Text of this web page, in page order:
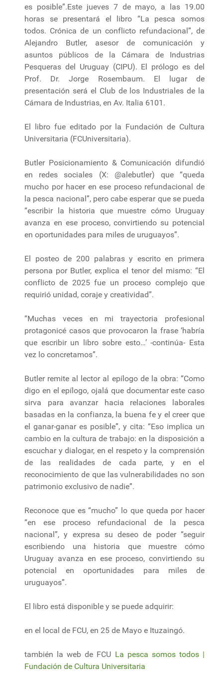
es posible”.Este jueves 7 de mayo, a las 19.00
horas se presentará el libro “La pesca somos
todos. Crónica de un conflicto refundacional”, de
Alejandro Butler, asesor de comunicación y
asuntos públicos de la Cámara de Industrias
Pesqueras del Uruguay (CIPU). El prólogo es del
Prof. Dr. Jorge Rosembaum. El lugar de
presentación será el Club de los Industriales de la
Cámara de Industrias, en Av. Italia 6101.
El libro fue editado por la Fundación de Cultura
Universitaria (FCUniversitaria).
Butler Posicionamiento & Comunicación difundió
en redes sociales (X: @alebutler) que “queda
mucho por hacer en ese proceso refundacional de
la pesca nacional”, pero cabe esperar que se pueda
“escribir la historia que muestre cómo Uruguay
avanza en ese proceso, convirtiendo su potencial
en oportunidades para miles de uruguayos”.
El posteo de 200 palabras y escrito en primera
persona por Butler, explica el tenor del mismo: “El
conflicto de 2025 fue un proceso complejo que
requirió unidad, coraje y creatividad”.
“Muchas veces en mi trayectoria profesional
protagonicé casos que provocaron la frase ‘habría
que escribir un libro sobre esto…’ -continúa- Esta
vez lo concretamos”.
Butler remite al lector al epílogo de la obra: “Como
digo en el epílogo, ojalá que documentar este caso
sirva para avanzar hacia relaciones laborales
basadas en la confianza, la buena fe y el creer que
el ganar-ganar es posible”, y cita: “Eso implica un
cambio en la cultura de trabajo: en la disposición a
escuchar y dialogar, en el respeto y la comprensión
de las realidades de cada parte, y en el
reconocimiento de que las vulnerabilidades no son
patrimonio exclusivo de nadie”.
Reconoce que es “mucho” lo que queda por hacer
“en ese proceso refundacional de la pesca
nacional”, y expresa su deseo de poder “seguir
escribiendo una historia que muestre cómo
Uruguay avanza en ese proceso, convirtiendo su
potencial en oportunidades para miles de
uruguayos”.
El libro está disponible y se puede adquirir:
en el local de FCU, en 25 de Mayo e Ituzaingó.
también la web de FCU La pesca somos todos |
Fundación de Cultura Universitaria